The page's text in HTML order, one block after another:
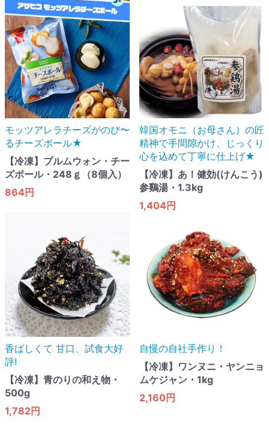
モッツアレラチーズがのび〜
るチーズボール★
【冷凍】プルムウォン・チー
ズボール・248ｇ（8個入）
864円
韓国オモニ（お母さん）の匠
精神で手間隙かけ、じっくり
心を込めて丁寧に仕上げ★
【冷凍】あ！健効(けんこう)
参鷄湯・1.3kg
1,404円
香ばしくて 甘口​、試食大好
評!
【冷凍】青のりの和え物・
500g
1,782円
自慢の自社手作り！
【冷凍】ワンヌニ・ヤンニョ
ムケジャン・1kg
2,160円